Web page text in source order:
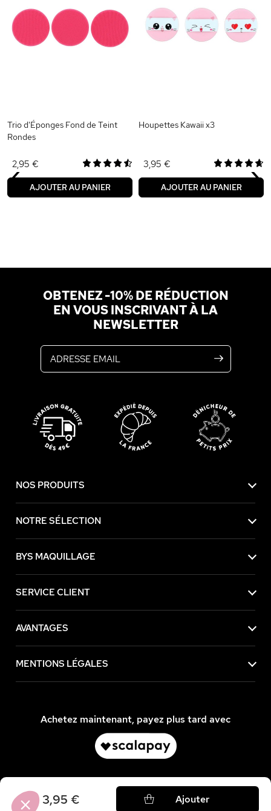
3,95 € Ajouter
Trio d'Éponges Fond de Teint
Rondes
2,95 €
AJOUTER AU PANIER
Houpettes Kawaii x3
3,95 €
AJOUTER AU PANIER
‹ ›
OBTENEZ -10% DE RÉDUCTION
EN VOUS INSCRIVANT À LA
NEWSLETTER
NOS PRODUITS
NOTRE SÉLECTION
BYS MAQUILLAGE
SERVICE CLIENT
AVANTAGES
MENTIONS LÉGALES
Achetez maintenant, payez plus tard avec